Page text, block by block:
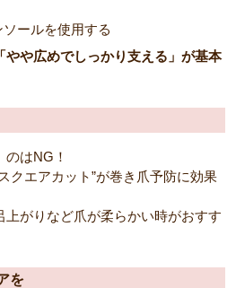
ールを使用する
「やや広めでしっかり支える」が基本
のはNG！
クエアカット”が巻き爪予防に効果
がりなど爪が柔らかい時がおすす
を